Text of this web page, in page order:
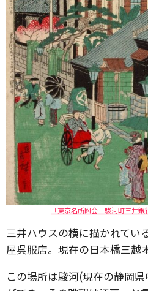
「東京名所図会 駿河町三井銀
三井ハウスの横に描かれてい
屋呉服店。現在の日本橋三越
この場所は駿河(現在の静岡